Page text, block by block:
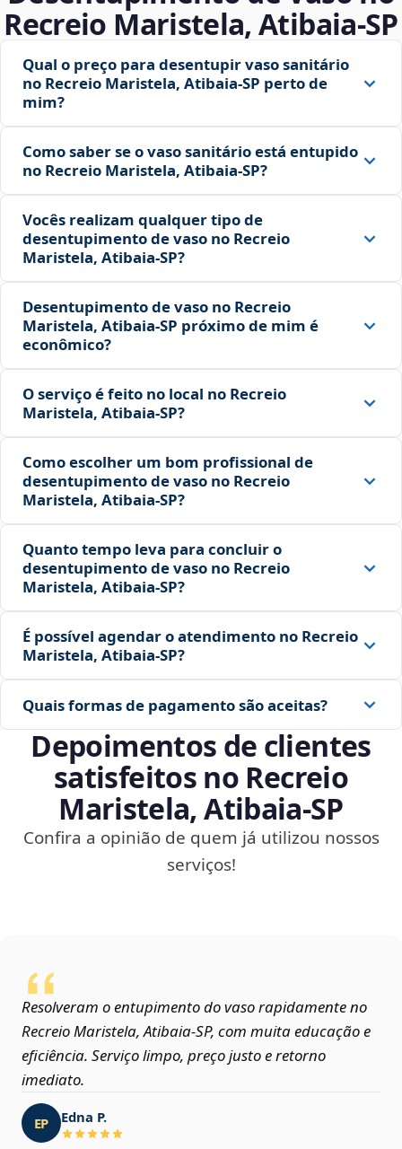
Recreio Maristela, Atibaia‑SP
Qual o preço para desentupir vaso sanitário
no Recreio Maristela, Atibaia‑SP perto de
mim?
Como saber se o vaso sanitário está entupido
no Recreio Maristela, Atibaia‑SP?
Vocês realizam qualquer tipo de
desentupimento de vaso no Recreio
Maristela, Atibaia‑SP?
Desentupimento de vaso no Recreio
Maristela, Atibaia‑SP próximo de mim é
econômico?
O serviço é feito no local no Recreio
Maristela, Atibaia‑SP?
Como escolher um bom profissional de
desentupimento de vaso no Recreio
Maristela, Atibaia‑SP?
Quanto tempo leva para concluir o
desentupimento de vaso no Recreio
Maristela, Atibaia‑SP?
É possível agendar o atendimento no Recreio
Maristela, Atibaia‑SP?
Quais formas de pagamento são aceitas?
Depoimentos de clientes
satisfeitos no Recreio
Maristela, Atibaia‑SP
Confira a opinião de quem já utilizou nossos
serviços!
Resolveram o entupimento do vaso rapidamente no
Recreio Maristela, Atibaia‑SP, com muita educação e
eficiência. Serviço limpo, preço justo e retorno
imediato.
EP Edna P.